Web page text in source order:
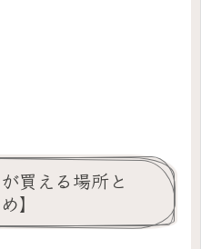
買える場所と
】